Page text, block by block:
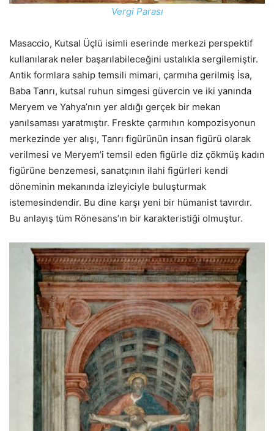
Vergi Parası
Masaccio, Kutsal Üçlü isimli eserinde merkezi perspektif
kullanılarak neler başarılabileceğini ustalıkla sergilemiştir.
Antik formlara sahip temsili mimari, çarmıha gerilmiş İsa,
Baba Tanrı, kutsal ruhun simgesi güvercin ve iki yanında
Meryem ve Yahya’nın yer aldığı gerçek bir mekan
yanılsaması yaratmıştır. Freskte çarmıhın kompozisyonun
merkezinde yer alışı, Tanrı figürünün insan figürü olarak
verilmesi ve Meryem’i temsil eden figürle diz çökmüş kadın
figürüne benzemesi, sanatçının ilahi figürleri kendi
döneminin mekanında izleyiciyle buluşturmak
istemesindendir. Bu dine karşı yeni bir hümanist tavırdır.
Bu anlayış tüm Rönesans’ın bir karakteristiği olmuştur.